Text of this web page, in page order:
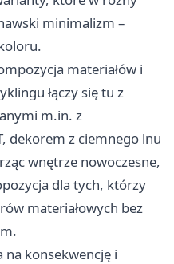
minimalizm –
materiałów i
łączy się tu z
m.in. z
dekorem z ciemnego lnu
wnętrze nowoczesne,
dla tych, którzy
materiałowych bez
na konsekwencję i